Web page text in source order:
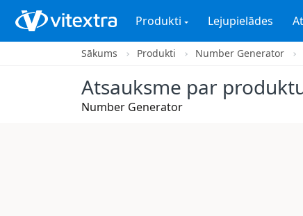
Produkti Lejupielādes
Sākums Produkti Number Generator
Atsauksme par
Number Generator